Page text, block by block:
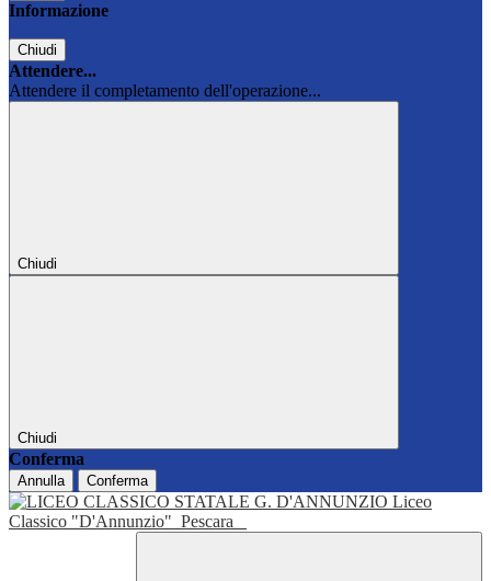
Informazione
Chiudi
Attendere...
Attendere il completamento dell'operazione...
Chiudi
Chiudi
Conferma
Annulla Conferma
Liceo
Classico "D'Annunzio" Pescara